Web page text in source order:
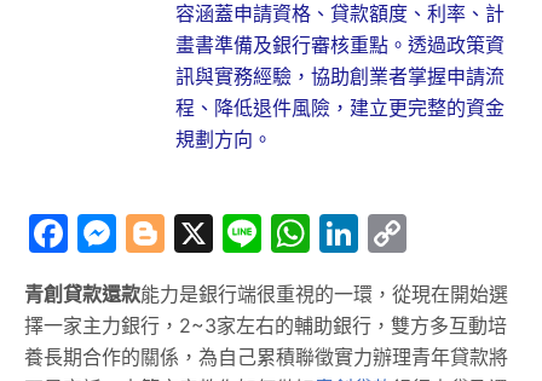
容涵蓋申請資格、貸款額度、利率、計
畫書準備及銀行審核重點。透過政策資
訊與實務經驗，協助創業者掌握申請流
程、降低退件風險，建立更完整的資金
規劃方向。
Facebook
Messenger
Blogger
X LineWhatsApp
LinkedIn
Link
青創貸款還款能力是銀行端很重視的一環，從現在開始選
擇一家主力銀行，2~3家左右的輔助銀行，雙方多互動培
養長期合作的關係，為自己累積聯徵實力辦理青年貸款將